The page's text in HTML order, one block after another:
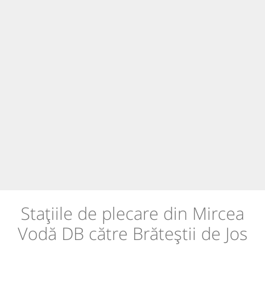
Stațiile de plecare din Mircea
Vodă DB către Brăteștii de Jos